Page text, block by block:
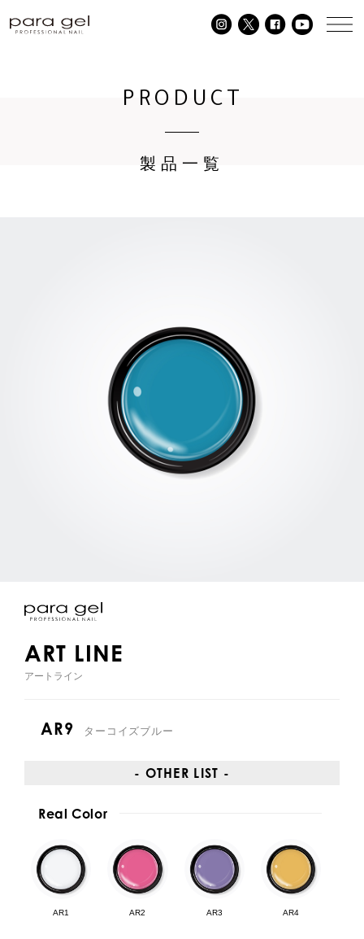
PRODUCT
製品一覧
ART LINE
アートライン
AR9 ターコイズブルー
- OTHER LIST -
Real Color
AR1 AR2 AR3 AR4